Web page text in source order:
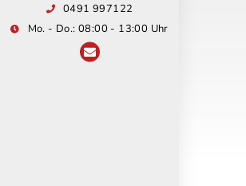
0491 997122
Mo. - Do.: 08:00 - 13:00 Uhr